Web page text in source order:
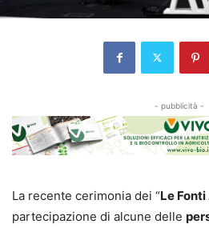
- pubblicità -
La recente cerimonia dei “Le
partecipazione di alcune delle